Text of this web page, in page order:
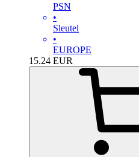
PSN
•
Sleutel
•
EUROPE
15.24 EUR